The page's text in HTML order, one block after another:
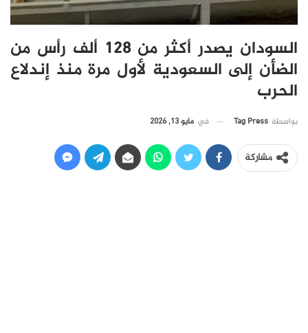
السودان يصدر أكثر من 128 ألف رأس من
الضأن إلى السعودية لأول مرة منذ إندلاع
الحرب
بواسطة Tag Press في مايو 13, 2026
مشاركة